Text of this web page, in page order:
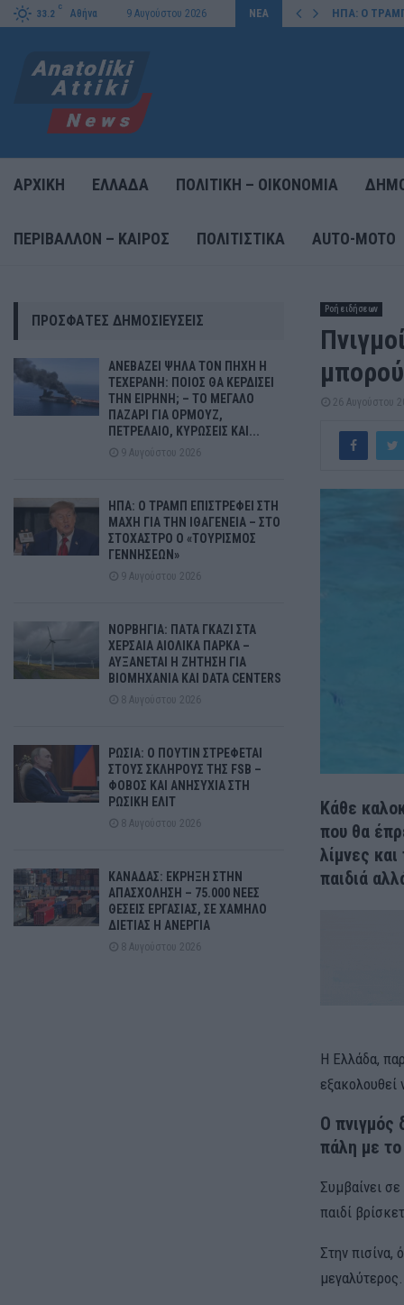
33.2
C
Αθήνα 9 Αυγούστου 2026 ΝΕΑ
ΤΗΝ… ΗΠΑ: Ο
ΑΡΧΙΚΗ ΕΛΛΑΔΑ ΠΟΛΙΤΙΚΗ – ΟΙΚΟΝΟΜΙΑ
ΠΕΡΙΒΑΛΛΟΝ – ΚΑΙΡΟΣ ΠΟΛΙΤΙΣΤΙΚΑ AUTO-MOTO
Ροή ειδήσεων
26 Αυγούστου
Κάθε
που θα
λίμνες
παιδιά
Η Ελλάδα,
εξακολουθεί
Ο πνιγμός
πάλη με
Συμβαίνει
παιδί
Στην πισίνα,
μεγαλύτερος.
ΠΡΌΣΦΑΤΕΣ ΔΗΜΟΣΙΕΎΣΕΙΣ
ΑΝΕΒΑΖΕΙ ΨΗΛΑ ΤΟΝ ΠΗΧΗ Η
ΤΕΧΕΡΑΝΗ: ΠΟΙΟΣ ΘΑ ΚΕΡΔΙΣΕΙ
ΤΗΝ ΕΙΡΗΝΗ; – ΤΟ ΜΕΓΑΛΟ
ΠΑΖΑΡΙ ΓΙΑ ΟΡΜΟΥΖ,
ΠΕΤΡΕΛΑΙΟ, ΚΥΡΩΣΕΙΣ ΚΑΙ...
9 Αυγούστου 2026
ΗΠΑ: Ο ΤΡΑΜΠ ΕΠΙΣΤΡΕΦΕΙ ΣΤΗ
ΜΑΧΗ ΓΙΑ ΤΗΝ ΙΘΑΓΕΝΕΙΑ – ΣΤΟ
ΣΤΟΧΑΣΤΡΟ Ο «ΤΟΥΡΙΣΜΟΣ
ΓΕΝΝΗΣΕΩΝ»
9 Αυγούστου 2026
ΝΟΡΒΗΓΙΑ: ΠΑΤΑ ΓΚΑΖΙ ΣΤΑ
ΧΕΡΣΑΙΑ ΑΙΟΛΙΚΑ ΠΑΡΚΑ –
ΑΥΞΑΝΕΤΑΙ Η ΖΗΤΗΣΗ ΓΙΑ
ΒΙΟΜΗΧΑΝΙΑ ΚΑΙ DATA CENTERS
8 Αυγούστου 2026
ΡΩΣΙΑ: Ο ΠΟΥΤΙΝ ΣΤΡΕΦΕΤΑΙ
ΣΤΟΥΣ ΣΚΛΗΡΟΥΣ ΤΗΣ FSB –
ΦΟΒΟΣ ΚΑΙ ΑΝΗΣΥΧΙΑ ΣΤΗ
ΡΩΣΙΚΗ ΕΛΙΤ
8 Αυγούστου 2026
ΚΑΝΑΔΑΣ: ΕΚΡΗΞΗ ΣΤΗΝ
ΑΠΑΣΧΟΛΗΣΗ – 75.000 ΝΕΕΣ
ΘΕΣΕΙΣ ΕΡΓΑΣΙΑΣ, ΣΕ ΧΑΜΗΛΟ
ΔΙΕΤΙΑΣ Η ΑΝΕΡΓΙΑ
8 Αυγούστου 2026